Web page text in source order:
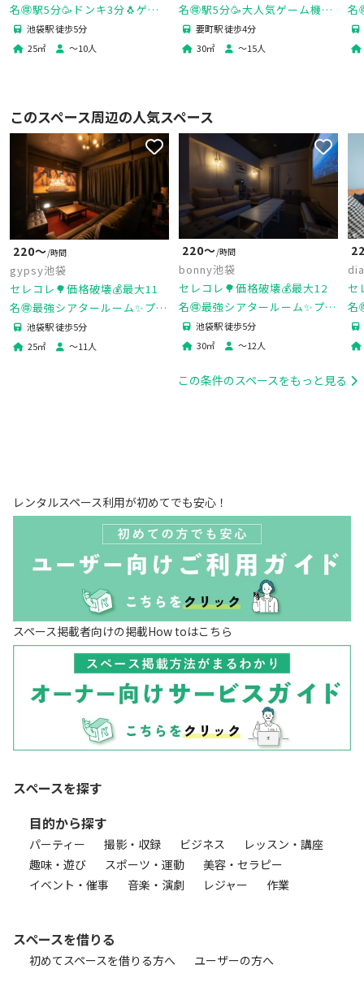
名🉐駅5分🥳ドンキ3分🐧ゲー
ム機🎮女子会💗推し活🌟タコ
パ🐙撮影📷パーティ🥂diary池
池袋駅 徒歩5分
25㎡ 〜10人
名🉐駅5分🥳大人気ゲーム機🎮
女子会💗推し活🌟タコパ🐙撮影
📷パーティ🥂24H🏪ivory池袋
要町駅 徒歩4分
30㎡ 〜15人
名
このスペース周辺の人気スペース
220〜/時間
gypsy池袋
セレコレ🌳価格破壊💰最大11
名🉐最強シアタールーム✨プロ
ジェクター📽️映画🐈‍⬛デート💓
ゲーム🎮推し活🌟gypsy池袋
池袋駅 徒歩5分
25㎡ 〜11 人
220〜/時間
bonny池袋
セレコレ🌳価格破壊💰最大12
名🉐最強シアタールーム✨プロ
ジェクター📽️映画🐈‍⬛デート💓
ゲーム🎮女子会💗推し活🌟24H
池袋駅 徒歩5分
30㎡ 〜12人
セ
名
この条件のスペースをもっと見る
レンタルスペース利用が初めてでも安心！
スペース掲載者向けの掲載How toはこちら
スペースを探す
目的から探す
パーティー 撮影・収録 ビジネス
レッスン・講座
趣味・遊び
スポーツ・運動
美容・セラピー
イベント・催事
音楽・演劇 レジャー 作業
スペースを借りる
初めてスペースを借りる方へ ユーザーの方へ